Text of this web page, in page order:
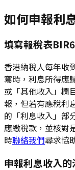
如何申報利
填寫報稅表
香港納稅人每年收
寫時，利息所得應
或「其他收入」欄
報，但若有應稅利
的「利息收入」部
應繳稅款，並核對
時聯絡我們尋求協
申報利息收入